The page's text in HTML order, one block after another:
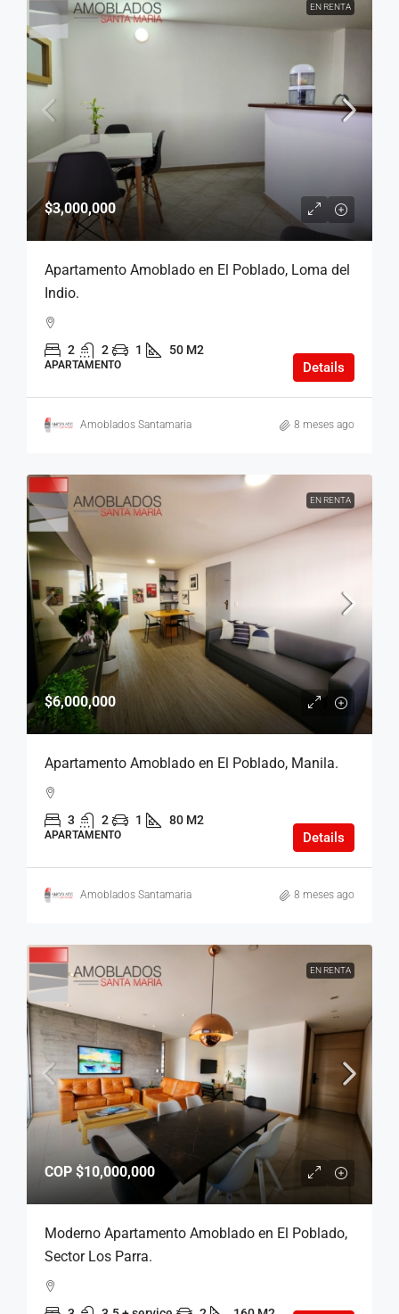
EN RENTA
$3,000,000
Apartamento Amoblado en El Poblado, Loma del
Indio.
2 2 1 50 M2
APARTAMENTO Details
Amoblados Santamaria 8 meses ago
EN RENTA
$6,000,000
Apartamento Amoblado en El Poblado, Manila.
3 2 1 80 M2
APARTAMENTO Details
Amoblados Santamaria 8 meses ago
EN RENTA
COP $10,000,000
Moderno Apartamento Amoblado en El Poblado,
Sector Los Parra.